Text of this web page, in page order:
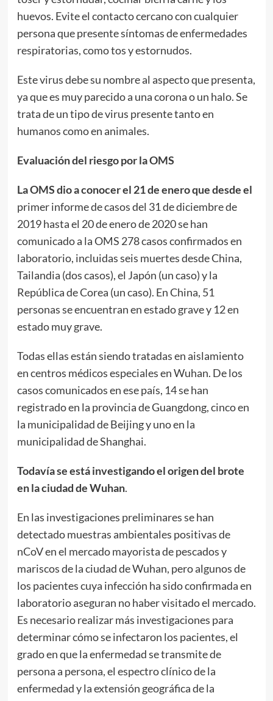
huevos. Evite el contacto cercano con cualquier
persona que presente síntomas de enfermedades
respiratorias, como tos y estornudos.
Este virus debe su nombre al aspecto que presenta,
ya que es muy parecido a una corona o un halo. Se
trata de un tipo de virus presente tanto en
humanos como en animales.
Evaluación del riesgo por la OMS
La OMS dio a conocer el 21 de enero que desde el
primer informe de casos del 31 de diciembre de
2019 hasta el 20 de enero de 2020 se han
comunicado a la OMS 278 casos confirmados en
laboratorio, incluidas seis muertes desde China,
Tailandia (dos casos), el Japón (un caso) y la
República de Corea (un caso). En China, 51
personas se encuentran en estado grave y 12 en
estado muy grave.
Todas ellas están siendo tratadas en aislamiento
en centros médicos especiales en Wuhan. De los
casos comunicados en ese país, 14 se han
registrado en la provincia de Guangdong, cinco en
la municipalidad de Beijing y uno en la
municipalidad de Shanghai.
Todavía se está investigando el origen del brote
en la ciudad de Wuhan.
En las investigaciones preliminares se han
detectado muestras ambientales positivas de
nCoV en el mercado mayorista de pescados y
mariscos de la ciudad de Wuhan, pero algunos de
los pacientes cuya infección ha sido confirmada en
laboratorio aseguran no haber visitado el mercado.
Es necesario realizar más investigaciones para
determinar cómo se infectaron los pacientes, el
grado en que la enfermedad se transmite de
persona a persona, el espectro clínico de la
enfermedad y la extensión geográfica de la